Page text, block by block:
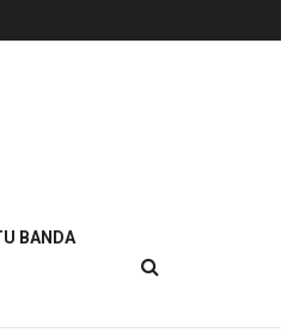
BANDA